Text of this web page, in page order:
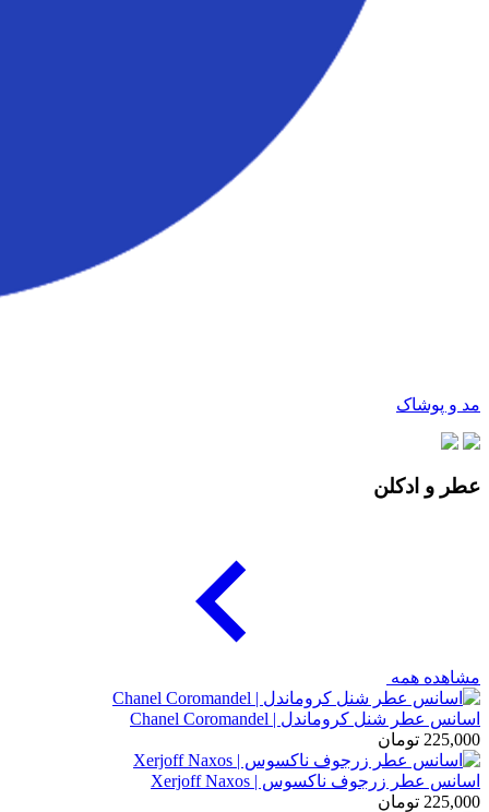
مد و پوشاک
عطر و ادکلن
مشاهده همه
اسانس عطر شنل کروماندل | Chanel Coromandel
225,000 تومان
اسانس عطر زرجوف ناکسوس | Xerjoff Naxos
225,000 تومان